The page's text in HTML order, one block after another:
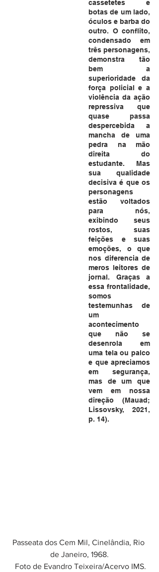
cassetetes e
botas de um lado,
óculos e barba do
outro. O conflito,
condensado em
três personagens,
demonstra tão
bem a
superioridade da
força policial e a
violência da ação
repressiva que
quase passa
despercebida a
mancha de uma
pedra na mão
direita do
estudante. Mas
sua qualidade
decisiva é que os
personagens
estão voltados
para nós,
exibindo seus
rostos, suas
feições e suas
emoções, o que
nos diferencia de
meros leitores de
jornal. Graças a
essa frontalidade,
somos
testemunhas de
um
acontecimento
que não se
desenrola em
uma tela ou palco
e que apreciamos
em segurança,
mas de um que
vem em nossa
direção (Mauad;
Lissovsky, 2021,
p. 14).
Passeata dos Cem Mil, Cinelândia, Rio
de Janeiro, 1968.
Foto de Evandro Teixeira/Acervo IMS.